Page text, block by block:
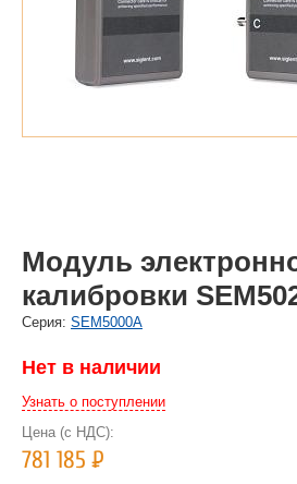
Модуль
калибровки
Cерия: SEM5000A
Нет в наличии
Узнать о поступлении
Цена (с НДС):
781 185Р